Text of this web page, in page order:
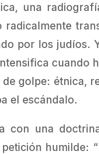
una
por los judíos.
cuando
golpe: étnica,
el escándalo.
con una
humilde: